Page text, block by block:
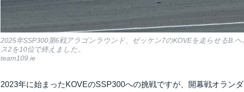
2025年SSP300第6戦アラゴンラウンド、ゼッケン7のKOVEを走らせるB.
ス2を10位で終えました。
team109.ie
2023年に始まったKOVEのSSP300への挑戦ですが、開幕戦オラン